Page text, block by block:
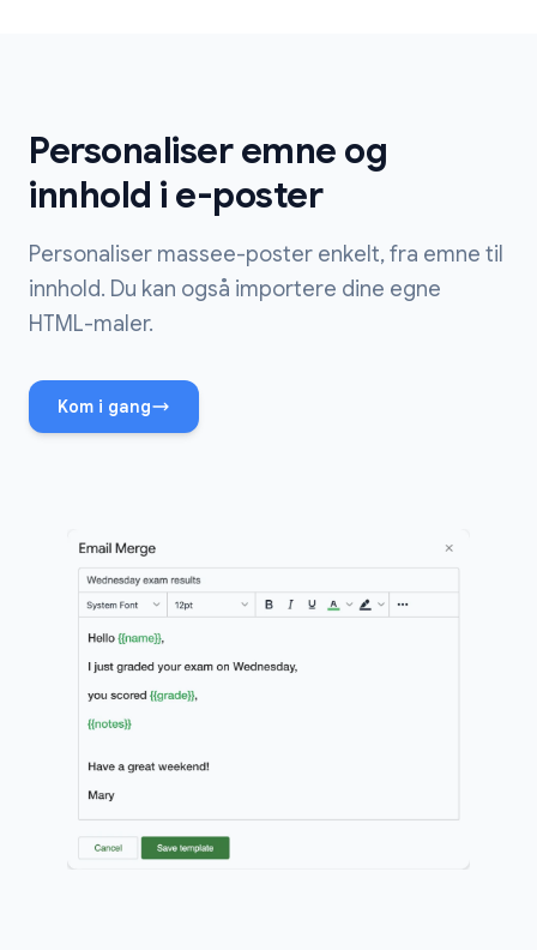
Personaliser emne og
innhold i e-poster
Personaliser massee-poster enkelt, fra emne til
innhold. Du kan også importere dine egne
HTML-maler.
Kom i gang